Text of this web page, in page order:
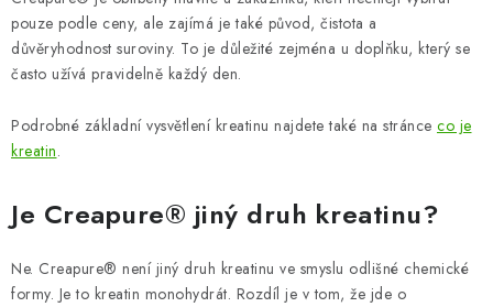
pouze podle ceny, ale zajímá je také původ, čistota a
důvěryhodnost suroviny. To je důležité zejména u doplňku, který se
často užívá pravidelně každý den.
Podrobné základní vysvětlení kreatinu najdete také na stránce co je
kreatin.
Je Creapure® jiný druh kreatinu?
Ne. Creapure® není jiný druh kreatinu ve smyslu odlišné chemické
formy. Je to kreatin monohydrát. Rozdíl je v tom, že jde o